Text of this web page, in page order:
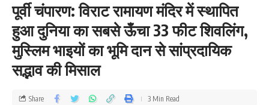
पूर्वी चंपारण: विराट रामायण मंदिर में स्थापित
हुआ दुनिया का सबसे ऊँचा 33 फीट शिवलिंग,
मुस्लिम भाइयों का भूमि दान से सांप्रदायिक
सद्भाव की मिसाल
Share 3 Min Read